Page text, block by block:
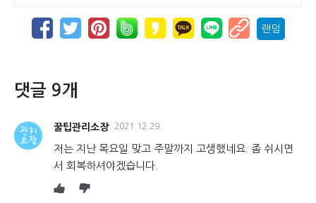
랜덤
댓글 9개
꿀팁관리소장 2021.12.29
저는 지난 목요일 맞고 주말까지 고생했네요. 좀 쉬시면
서 회복하셔야겠습니다.